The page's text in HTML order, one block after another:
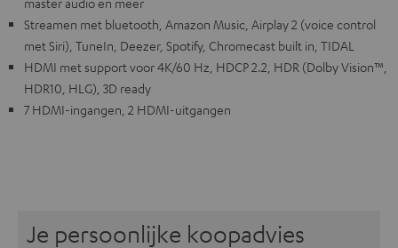
Streamen met bluetooth, Amazon Music, Airplay 2 (voice control
met Siri), TuneIn, Deezer, Spotify, Chromecast built in, TIDAL
HDMI met support voor 4K/60 Hz, HDCP 2.2, HDR (Dolby Vision™,
HDR10, HLG), 3D ready
7 HDMI-ingangen, 2 HDMI-uitgangen
Je persoonlijke koopadvies